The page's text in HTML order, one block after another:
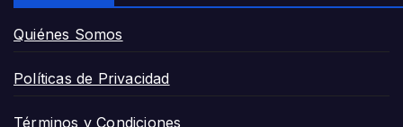
Quiénes Somos
Políticas de Privacidad
Términos y Condiciones